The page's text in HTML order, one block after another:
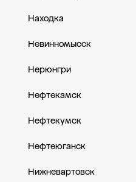
Находка
Невинномысск
Нерюнгри
Нефтекамск
Нефтекумск
Нефтеюганск
Нижневартовск